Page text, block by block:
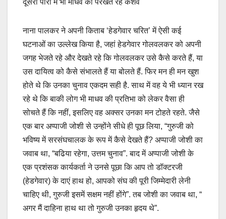
दूसरी पारी में भी माधव को परखते रहे केशव
नाना पालकर ने अपनी किताब ‘हेडगेवार चरित’ में ऐसी कई
घटनाओं का उल्लेख किया है, जहां हेडगेवार गोलवलकर को अपनी
जगह भेजते रहे और देखते रहे कि गोलवलकर उसे कैसे करते हैं, या
उस दायित्व को कैसे संभालते हैं या बोलते हैं. फिर मन ही मन खुश
होते थे कि उनका चुनाव एकदम सही है. साथ में वह ये भी ध्यान रख
रहे थे कि बाकी लोग भी माधव की प्रतिभा को लेकर वैसा ही
सोचते हैं कि नहीं, इसलिए वह अक्सर उनका मन टोहते रहते. जैसे
एक बार अप्पाजी जोशी से उन्होंने सीधे ही पूछ लिया, “गुरुजी को
भविष्य में सरसंघचालक के रूप में कैसे देखते हैं? अप्पाजी जोशी का
जवाब था, “बढिया रहेगा, उत्तम चुनाव”. बाद में अप्पाजी जोशी के
एक प्रशंसक कार्यकर्ता ने उनसे पूछा कि आप तो डॉक्टरजी
(हेडगेवार) के दाएं हाथ हो, आपको संघ की पूरी जिम्मेदारी लेनी
चाहिए थी, गुरुजी इसमें सक्षम नहीं होंगे”. तब जोशी का जवाब था, “
अगर मैं दाहिना हाथ था तो गुरुजी उनका हृदय थे”.